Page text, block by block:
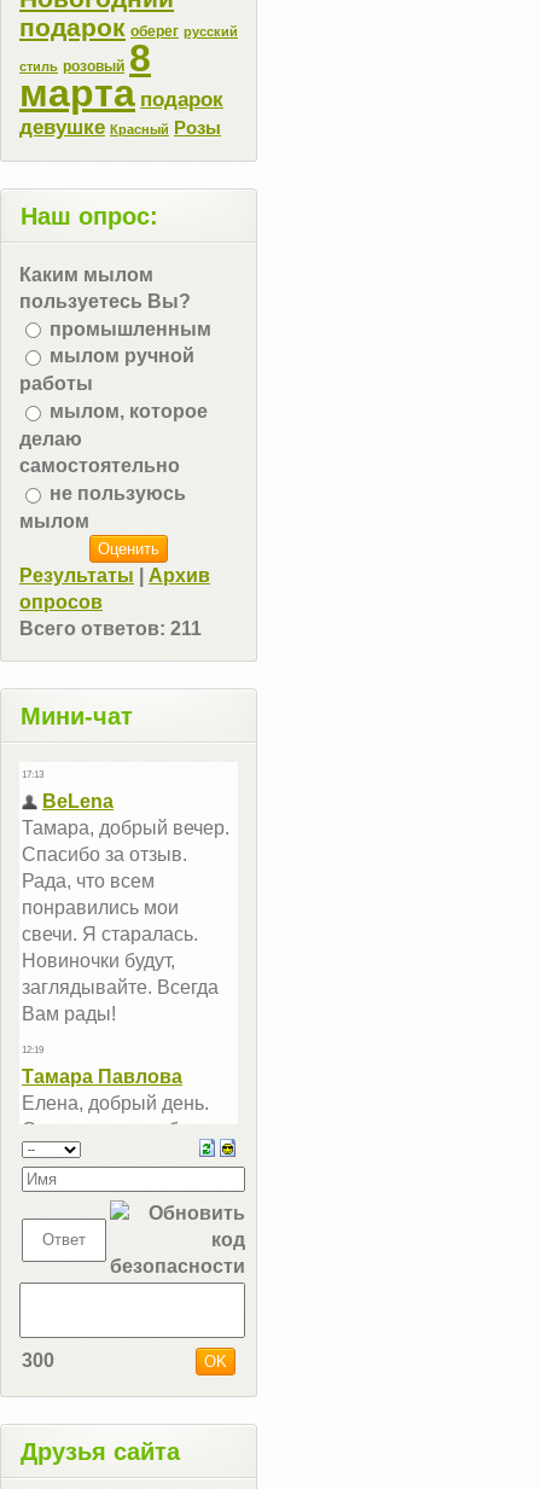
подарок оберег русский
стиль розовый 8
марта подарок
девушке Красный Розы
Наш опрос:
Каким мылом
пользуетесь Вы?
промышленным
мылом ручной
работы
мылом, которое
делаю
самостоятельно
не пользуюсь
мылом
Результаты
Архив
опросов
Всего ответов: 211
Мини-чат
300
Друзья сайта